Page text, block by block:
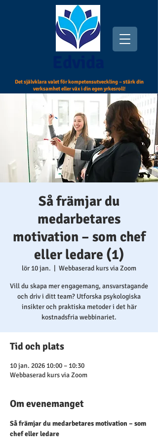
Det självklara valet för kompetensutveckling – stärk din
verksamhet eller väx i din egen yrkesroll!
Så främjar du
medarbetares
motivation – som chef
eller ledare (1)
lör 10 jan. Webbaserad kurs via Zoom
Vill du skapa mer engagemang, ansvarstagande
och driv i ditt team? Utforska psykologiska
insikter och praktiska metoder i det här
kostnadsfria webbinariet.
Tid och plats
10 jan. 2026 10:00 – 10:30
Webbaserad kurs via Zoom
Om evenemanget
Så främjar du medarbetares motivation – som
chef eller ledare